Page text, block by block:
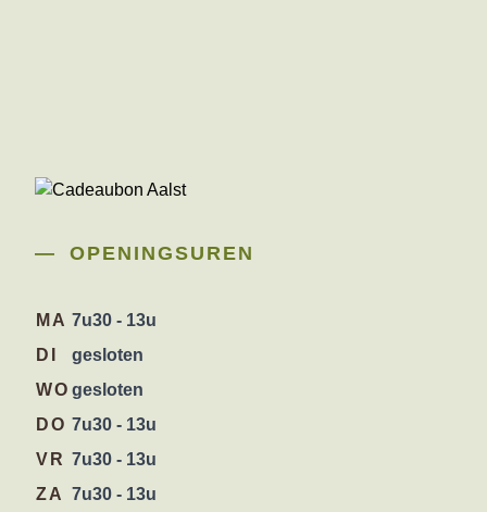
OPENINGSUREN
MA 7u30 - 13u
DI
gesloten
WO gesloten
DO 7u30 - 13u
VR 7u30 - 13u
ZA 7u30 - 13u